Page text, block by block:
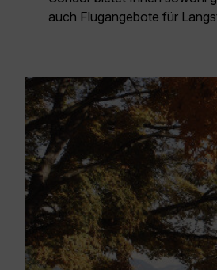
auch Flugangebote für